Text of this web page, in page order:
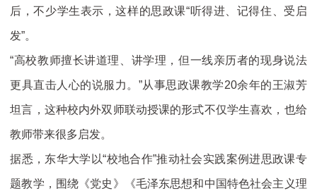
后，不少学生表示，这样的思政课“听得进、记得住、受启
发”。
“高校教师擅长讲道理、讲学理，但一线亲历者的现身说法
更具直击人心的说服力。”从事思政课教学20余年的王淑芳
坦言，这种校内外双师联动授课的形式不仅学生喜欢，也给
教师带来很多启发。
据悉，东华大学以“校地合作”推动社会实践案例进思政课专
题教学，围绕《党史》《毛泽东思想和中国特色社会主义理